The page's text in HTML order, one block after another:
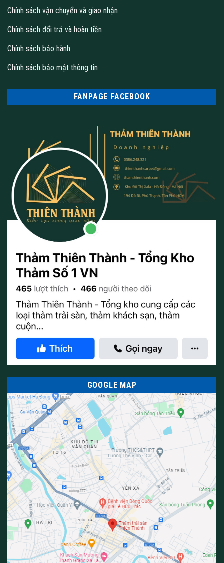
Chính sách vận chuyển và giao nhận
Chính sách đổi trả và hoàn tiền
Chính sách bảo hành
Chính sách bảo mật thông tin
FANPAGE FACEBOOK
GOOGLE MAP